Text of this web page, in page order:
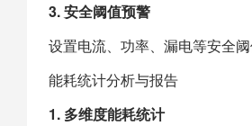
3. 安全阈值预警
设置电流、功率、漏电等安全
能耗统计分析与报告
1. 多维度能耗统计